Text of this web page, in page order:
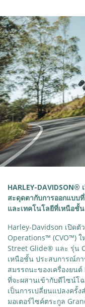
HARLEY-
สะดุดตากับการออกแบบ
และเทคโนโลยีที่เหนือชั้น
Harley-Davidson เปิดตั
Operations™ (CVO™)
Street Glide® และ รุ่น
เหนือชั้น ประสบการณ์ก
สมรรถนะของเครื่องยน
ที่จะผสานเข้ากับดีไซน์โ
เป็นการเปลี่ยนแปลงครั้
มอเตอร์ไซค์ตระกูล